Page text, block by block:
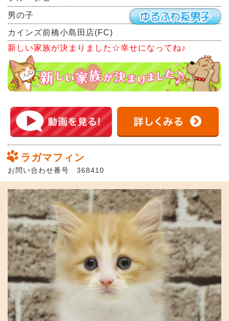
男の子
カインズ前橋小島田店(FC)
新しい家族が決まりました☆幸せになってね♪
ラガマフィン
お問い合わせ番号 368410